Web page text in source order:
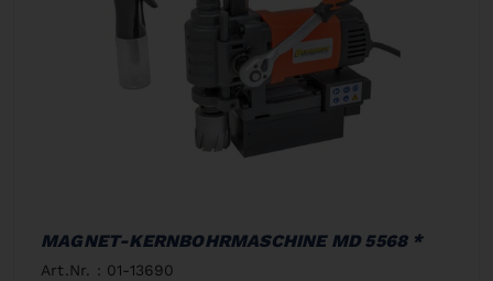
MAGNET-KERNBOHRMASCHINE MD 5568 *
Art.Nr. : 01-13690